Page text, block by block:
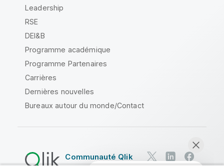
Leadership
RSE
DEI&B
Programme académique
Programme Partenaires
Carrières
Dernières nouvelles
Bureaux autour du monde/Contact
Communauté Qlik